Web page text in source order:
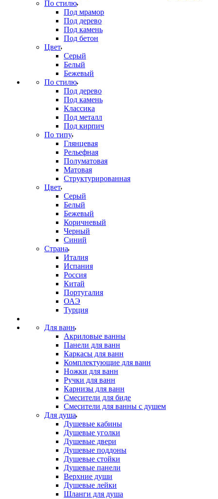
По стилю
Под мрамор
Под дерево
Под камень
Под бетон
Цвет
Серый
Белый
Бежевый
По стилю
Под дерево
Под камень
Классика
Под металл
Под кирпич
По типу
Глянцевая
Рельефная
Полуматовая
Матовая
Структурированная
Цвет
Серый
Белый
Бежевый
Коричневый
Черный
Синий
Страна
Италия
Испания
Россия
Китай
Португалия
ОАЭ
Турция
Для ванн
Акриловые ванны
Панели для ванн
Каркасы для ванн
Комплектующие для ванн
Ножки для ванн
Ручки для ванн
Карнизы для ванн
Смесители для биде
Смесители для ванны с душем
Для душа
Душевые кабины
Душевые уголки
Душевые двери
Душевые поддоны
Душевые стойки
Душевые панели
Верхние души
Душевые лейки
Шланги для душа